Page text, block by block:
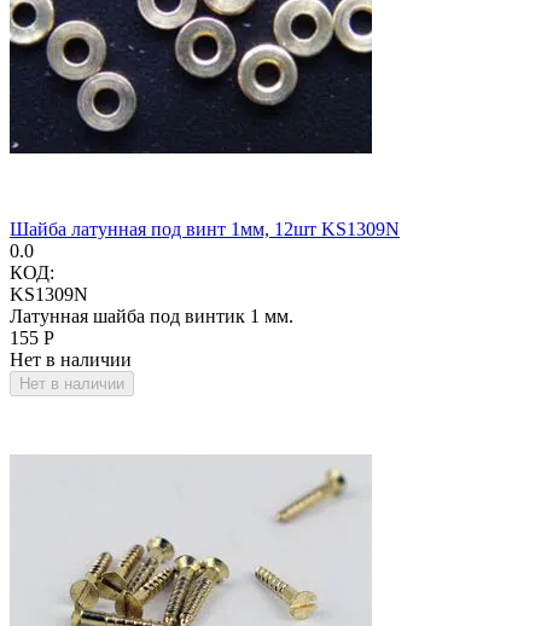
Шайба латунная под винт 1мм, 12шт KS1309N
0.0
КОД:
KS1309N
Латунная шайба под винтик 1 мм.
‍155‍ Р
Нет в наличии
Нет в наличии